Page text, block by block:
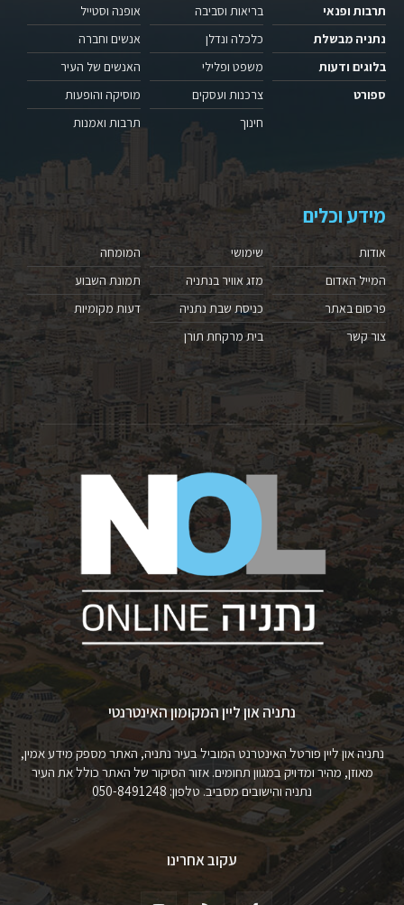
תרבות ופנאי
נתניה מבשלת
בלוגים ודעות
ספורט
בריאות וסביבה
כלכלה ונדלן
משפט ופלילי
צרכנות ועסקים
חינוך
אופנה וסטייל
אנשים וחברה
האנשים של העיר
מוסיקה והופעות
תרבות ואמנות
מידע וכלים
אודות
המייל האדום
פרסום באתר
צור קשר
שימושי
מזג אוויר בנתניה
כניסת שבת נתניה
בית מרקחת תורן
המומחה
תמונת השבוע
דעות מקומיות
נתניה און ליין המקומון האינטרנטי
נתניה און ליין פורטל האינטרנט המוביל בעיר נתניה, האתר מספק מידע אמין,
מאוזן, מהיר ומדויק במגוון תחומים. אזור הסיקור של האתר כולל את העיר
נתניה והישובים מסביב. טלפון: 050-8491248
עקוב אחרינו